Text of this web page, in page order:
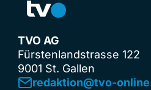
TVO AG
Fürstenlandstrasse 122
9001 St. Gallen
redaktion@tvo-